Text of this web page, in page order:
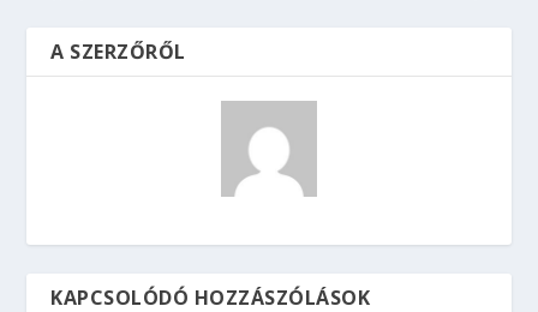
A SZERZŐRŐL
KAPCSOLÓDÓ HOZZÁSZÓLÁSOK